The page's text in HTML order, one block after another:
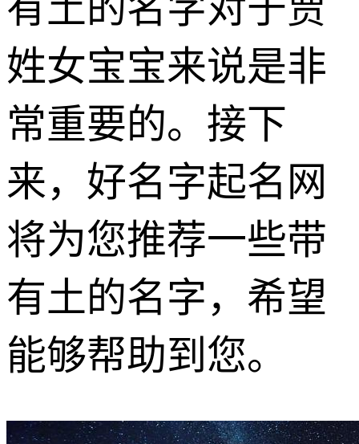
姓女宝宝来说是非
常重要的。接下
来，好名字起名网
将为您推荐一些带
有土的名字，希望
能够帮助到您。